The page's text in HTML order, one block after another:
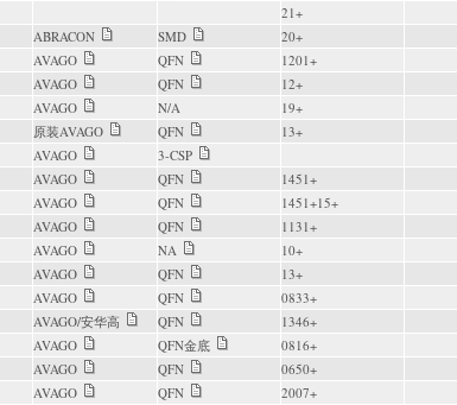
21+
ABRACON SMD 20+
AVAGO QFN 1201+
AVAGO QFN 12+
AVAGO N/A 19+
原装AVAGO QFN 13+
AVAGO 3-CSP
AVAGO QFN 1451+
AVAGO QFN 1451+15+
AVAGO QFN 1131+
AVAGO NA 10+
AVAGO QFN 13+
AVAGO QFN 0833+
AVAGO/安华高 QFN 1346+
AVAGO QFN金底 0816+
AVAGO QFN 0650+
AVAGO QFN 2007+